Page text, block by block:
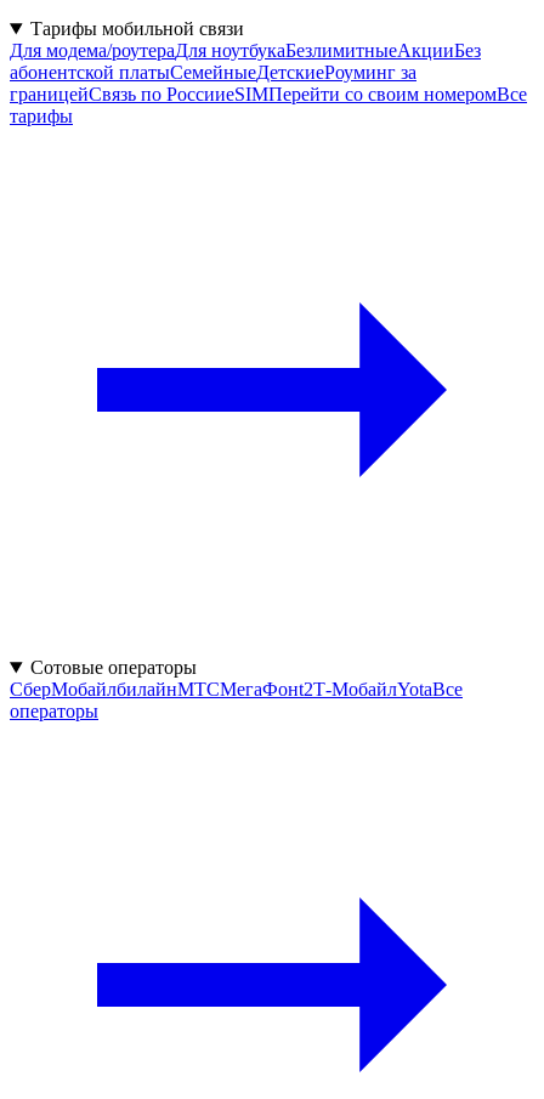
Тарифы мобильной связи
Для модема/роутераДля ноутбукаБезлимитныеАкцииБез
абонентской платыСемейныеДетскиеРоуминг за
границейСвязь по РоссииeSIMПерейти со своим номеромВсе
тарифы
Сотовые операторы
СберМобайлбилайнМТСМегаФонt2Т-МобайлYotaВсе
операторы